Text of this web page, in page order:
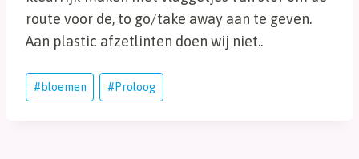
route voor de, to go/take away aan te geven.
Aan plastic afzetlinten doen wij niet..
Bericht
tags:
#bloemen #Proloog